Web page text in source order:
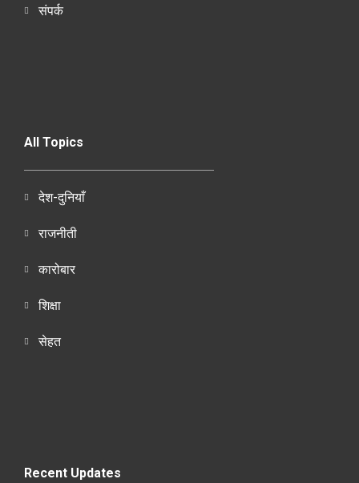
संपर्क
All Topics
देश-दुनियाँ
राजनीती
कारोबार
शिक्षा
सेहत
Recent Updates